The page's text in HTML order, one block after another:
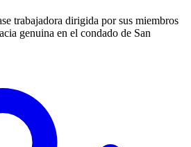
trabajadora dirigida por sus miembros
genuina en el condado de San